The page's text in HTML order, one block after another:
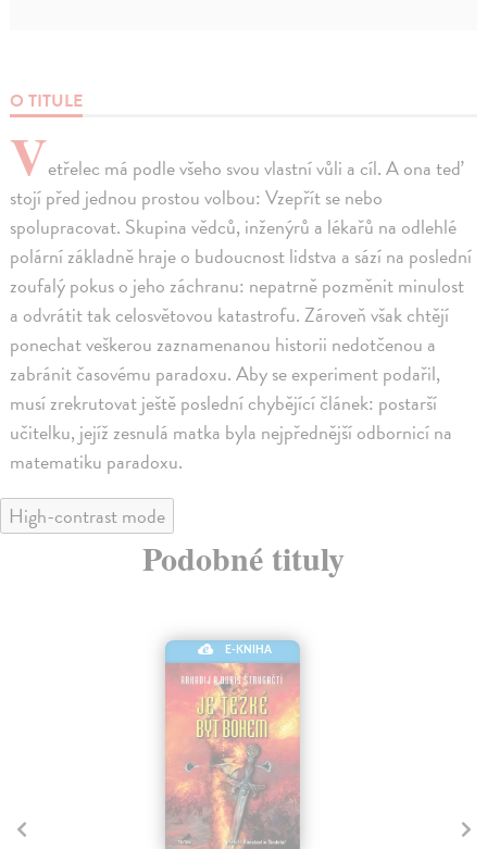
O TITULE
Vetřelec má podle všeho svou vlastní vůli a cíl. A ona teď
stojí před jednou prostou volbou: Vzepřít se nebo
spolupracovat. Skupina vědců, inženýrů a lékařů na odlehlé
polární základně hraje o budoucnost lidstva a sází na poslední
zoufalý pokus o jeho záchranu: nepatrně pozměnit minulost
a odvrátit tak celosvětovou katastrofu. Zároveň však chtějí
ponechat veškerou zaznamenanou historii nedotčenou a
zabránit časovému paradoxu. Aby se experiment podařil,
musí zrekrutovat ještě poslední chybějící článek: postarší
učitelku, jejíž zesnulá matka byla nejpřednější odbornicí na
matematiku paradoxu.
High-contrast mode
Podobné tituly
E-KNIHA